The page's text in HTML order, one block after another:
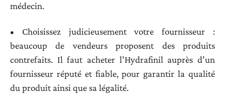
médecin.
• Choisissez judicieusement votre fournisseur :
beaucoup de vendeurs proposent des produits
contrefaits. Il faut acheter l’Hydrafinil auprès d’un
fournisseur réputé et fiable, pour garantir la qualité
du produit ainsi que sa légalité.